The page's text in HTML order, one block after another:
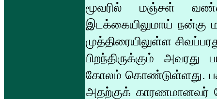
மூவரில் மஞ்சள்
இடக்கையிலுமாய் நன்கு
முத்திரையிலுள்ள
பிறந்திருக்கும்
கோலம் கொண்டுள்ளது.
அதற்குக் காரணமானவர்